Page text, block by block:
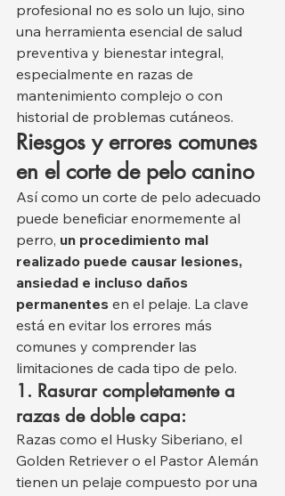
profesional no es solo un lujo, sino
una herramienta esencial de salud
preventiva y bienestar integral,
especialmente en razas de
mantenimiento complejo o con
historial de problemas cutáneos.
Riesgos y errores comunes
en el corte de pelo canino
Así como un corte de pelo adecuado
puede beneficiar enormemente al
perro, un procedimiento mal
realizado puede causar lesiones,
ansiedad e incluso daños
permanentes en el pelaje. La clave
está en evitar los errores más
comunes y comprender las
limitaciones de cada tipo de pelo.
1. Rasurar completamente a
razas de doble capa:
Razas como el Husky Siberiano, el
Golden Retriever o el Pastor Alemán
tienen un pelaje compuesto por una